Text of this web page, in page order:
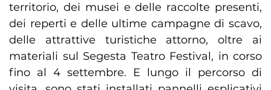
territorio, dei musei e delle raccolte presenti,
dei reperti e delle ultime campagne di scavo,
delle attrattive turistiche attorno, oltre ai
materiali sul Segesta Teatro Festival, in corso
fino al 4 settembre. E lungo il percorso di